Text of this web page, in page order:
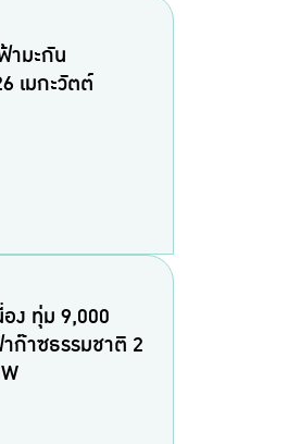
ามะกัน
เมกะวัตต์
ง ทุ่ม 9,000
ก๊าซธรรมชาติ 2